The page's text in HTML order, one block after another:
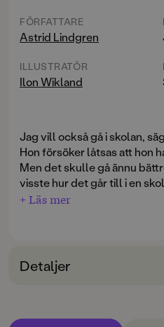
FÖRFATTARE
Astrid Lindgren
ILLUSTRATÖR
Ilon Wikland
Jag vill också gå i skolan,
Hon försöker låtsas att hon
Men det skulle gå ännu
visste hur det går till i en
säger hennes storebror
älskade bilderbok i vårt
+ Läs mer
Detaljer
ÅLDERSGRUPP